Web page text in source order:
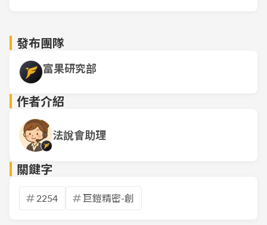
發布團隊
富果研究部
作者介紹
法說會助理
關鍵字
2254 巨鎧精密-創